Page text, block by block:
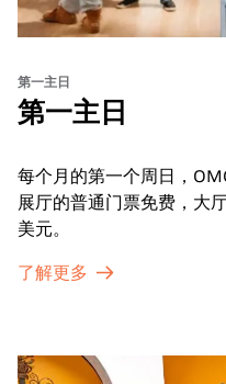
第一主日
第一主日
每个月的第一个周日，
展厅的普通门票免费，大
美元。
了解更多